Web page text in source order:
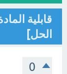
قابلية
الحل]
0